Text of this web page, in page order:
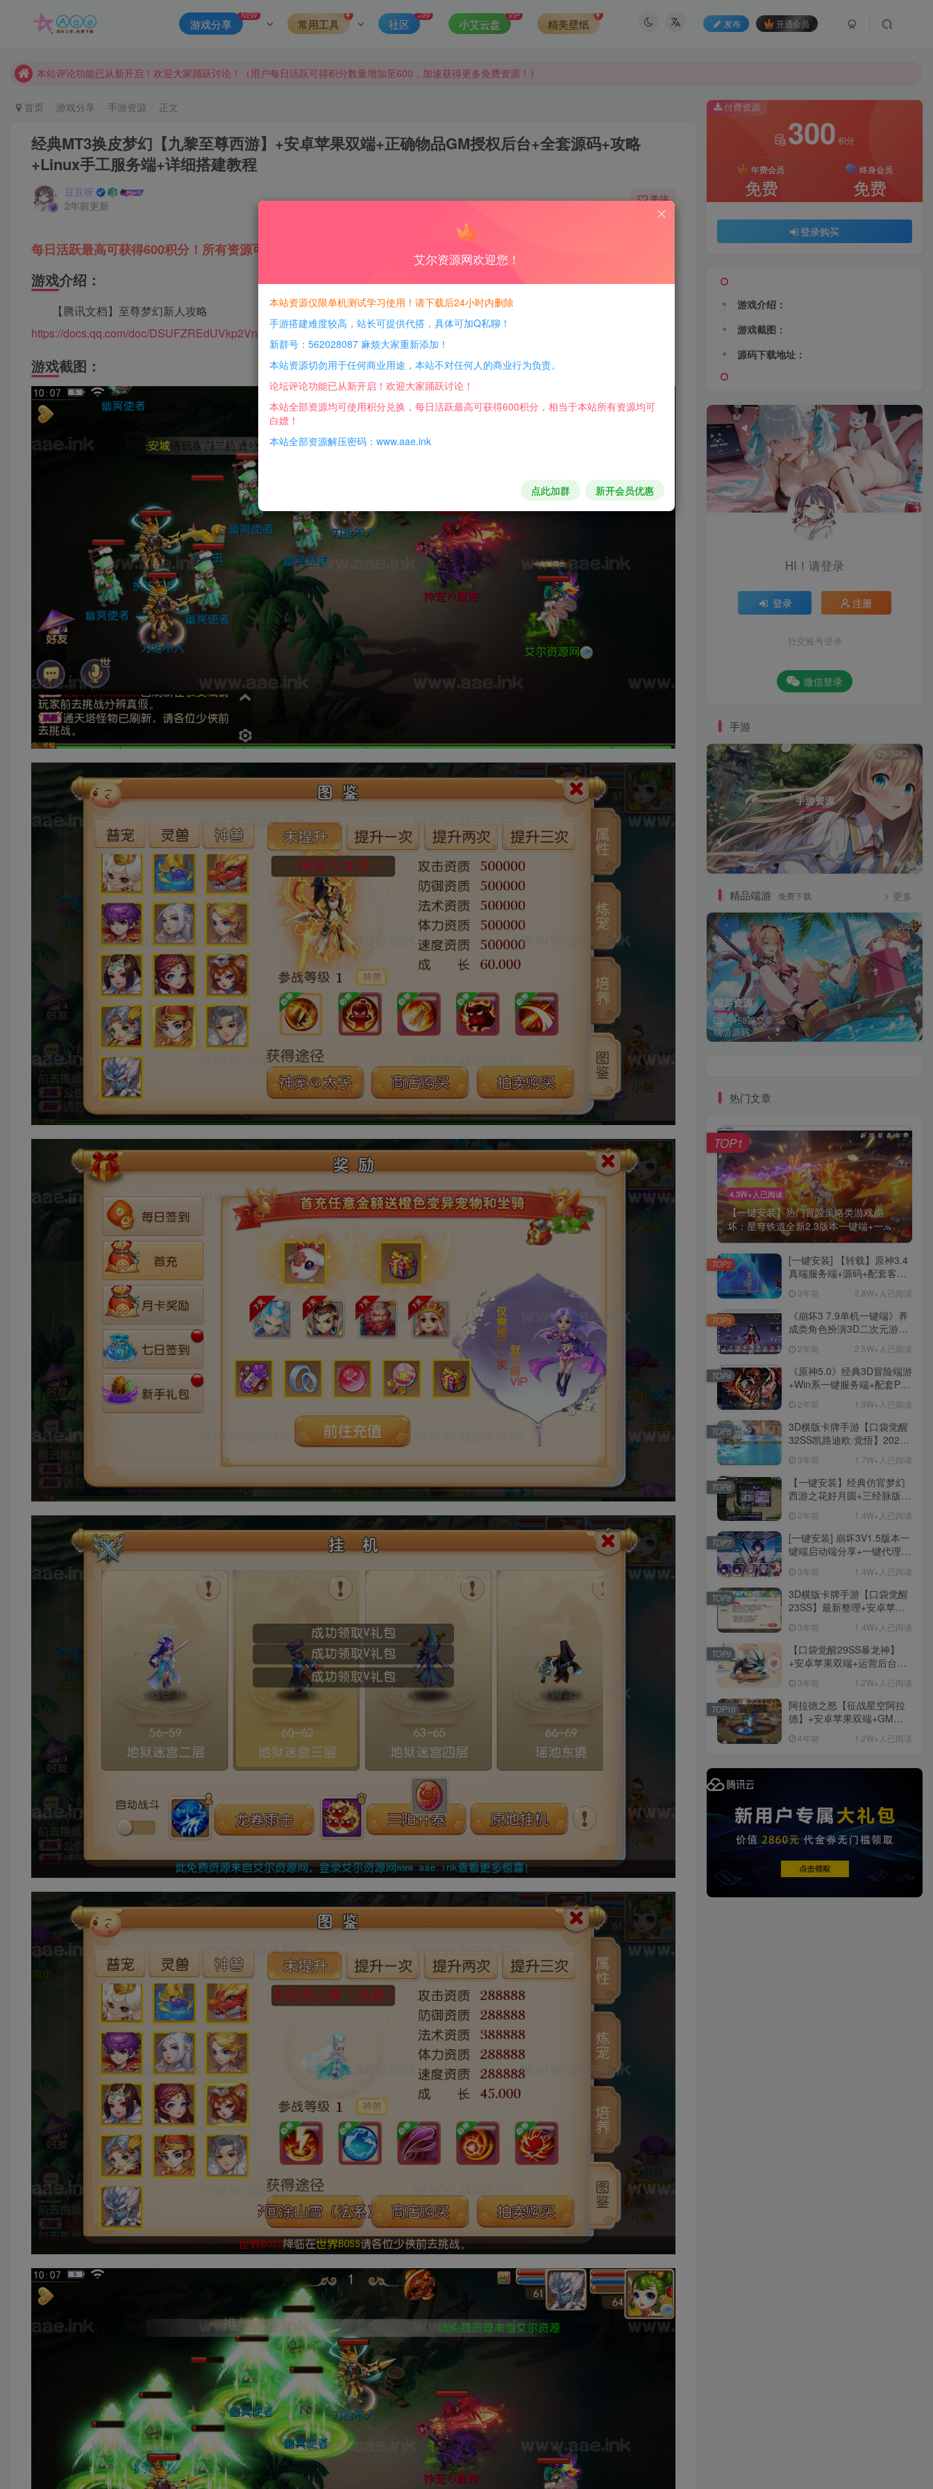
发布 开通会员
游戏分享
NEW
常用工具 社区
+99
小艾云盘
VIP
精美壁纸
请勿相信任何评论区广告！以免上当受骗！
本站评论功能已从新开启！欢迎大家踊跃讨论！（用户每日活跃可得积分数量增加至600，加速获得更多免费资源！）
现在赞助会员享受专属折扣，详情点击此条公告。
请勿相信任何评论区广告！以免上当受骗！
本网站的文章部分内容可能来源于网络，仅供大家学习与参考，如有侵权，请联系站长QQ466107887进行删除处理。
首页 游戏分享 手游资源 正文
经典MT3换皮梦幻【九黎至尊西游】+安卓苹果双端+正确物品GM授权后台+全套源码+攻略
+Linux手工服务端+详细搭建教程
豆豆呀
2年前更新
关注
每日活跃最高可获得600积分！所有资源可以使用积分免费兑换！
游戏介绍：
【腾讯文档】至尊梦幻新人攻略
https://docs.qq.com/doc/DSUFZREdUVkp2Vnpy
游戏截图：
付费资源
300 积分
年费会员
免费
终身会员
免费
登录购买
游戏介绍：
游戏截图：
源码下载地址：
HI！请登录
登录 注册
社交账号登录
微信登录
手游
手游资源
手游源码
1283
精品端游 免费下载 更多
端游资源
1458篇文章
端游源码
热门文章
4.3W+人已阅读
【一键安装】热门冒险策略类游戏崩
坏：星穹铁道全新2.3版本一键端+一...
TOP1
[一键安装] 【转载】原神3.4
真端服务端+源码+配套客户
说明文件
3年前 2.8W+人已阅读
TOP2
《崩坏3 7.9单机一键端》养
成类角色扮演3D二次元游
用、无限资源、附带保姆级
安装教程
2年前 2.5W+人已阅读
TOP3
《原神5.0》经典3D冒险端游
+Win系一键服务端+配套PC
池文件
2年前 1.9W+人已阅读
TOP4
3D横版卡牌手游【口袋觉醒
32SS凯路迪欧·觉悟】2023
+支付对接+安卓苹果双端+运
营后台+GM授权后台+代理
后台
3年前 1.7W+人已阅读
TOP5
【一键安装】经典仿官梦幻
西游之花好月圆+三经脉版本
卡+剧情活动+视频搭建及其
他修改资料
2年前 1.4W+人已阅读
TOP6
[一键安装] 崩坏3V1.5版本一
键端启动端分享+一键代理
ID+详细指令+极简一键修改
3年前 1.4W+人已阅读
TOP7
3D横版卡牌手游【口袋觉醒
23SS】最新整理+安卓苹果
细搭建教程
3年前 1.4W+人已阅读
TOP8
【口袋觉醒29SS暴龙神】
+安卓苹果双端+运营后台
端 3年前 1.2W+人已阅读
TOP9
阿拉德之怒【征战星空阿拉
德】+安卓苹果双端+GM授
+详细教程
4年前 1.2W+人已阅读
TOP10
艾尔资源网欢迎您！
本站资源仅限单机测试学习使用！请下载后24小时内删除
手游搭建难度较高，站长可提供代搭，具体可加Q私聊！
新群号：562028087 麻烦大家重新添加！
本站资源切勿用于任何商业用途，本站不对任何人的商业行为负责。
论坛评论功能已从新开启！欢迎大家踊跃讨论！
本站全部资源均可使用积分兑换，每日活跃最高可获得600积分，相当于本站所有资源均可
白嫖！
本站全部资源解压密码：www.aae.ink
点此加群 新开会员优惠